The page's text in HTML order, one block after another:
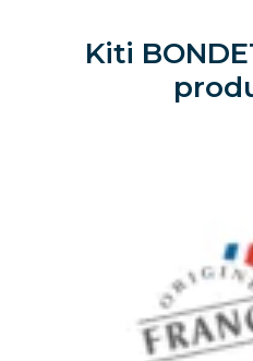
Kiti